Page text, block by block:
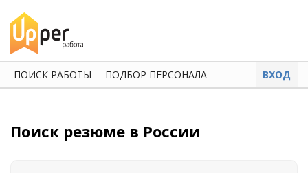
ПОИСК РАБОТЫ ПОДБОР ПЕРСОНАЛА ВХОД
Поиск резюме в России